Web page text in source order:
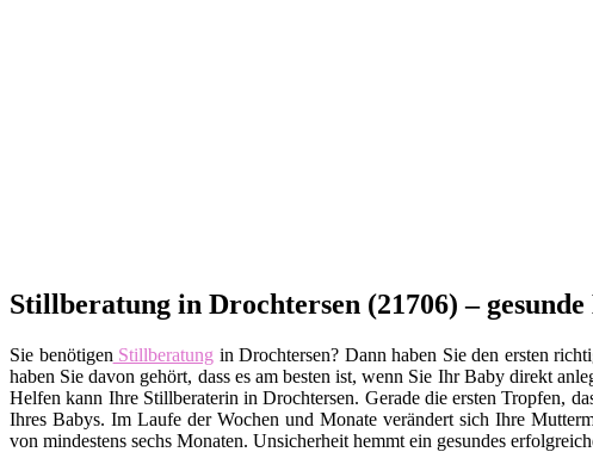
Stillberatung in Drochtersen (21706) –
Sie benötigen Stillberatung in Drochtersen? Dann haben Sie den ersten
haben Sie davon gehört, dass es am besten ist, wenn Sie Ihr Baby direkt
Helfen kann Ihre Stillberaterin in Drochtersen. Gerade die ersten Tropfen,
Ihres Babys. Im Laufe der Wochen und Monate verändert sich Ihre
von mindestens sechs Monaten. Unsicherheit hemmt ein gesundes